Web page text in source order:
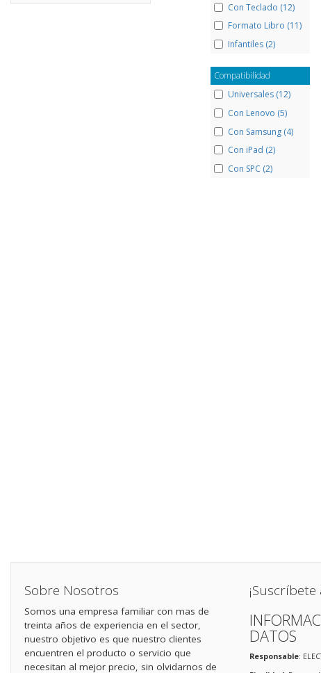
Con Teclado (12)
Formato Libro (11)
Infantiles (2)
Compatibilidad
Universales (12)
Con Lenovo (5)
Con Samsung (4)
Con iPad (2)
Con SPC (2)
Sobre Nosotros
Somos una empresa familiar con mas de
treinta años de experiencia en el sector,
nuestro objetivo es que nuestro clientes
encuentren el producto o servicio que
necesitan al mejor precio, sin olvidarnos de
DATOS
Responsable: